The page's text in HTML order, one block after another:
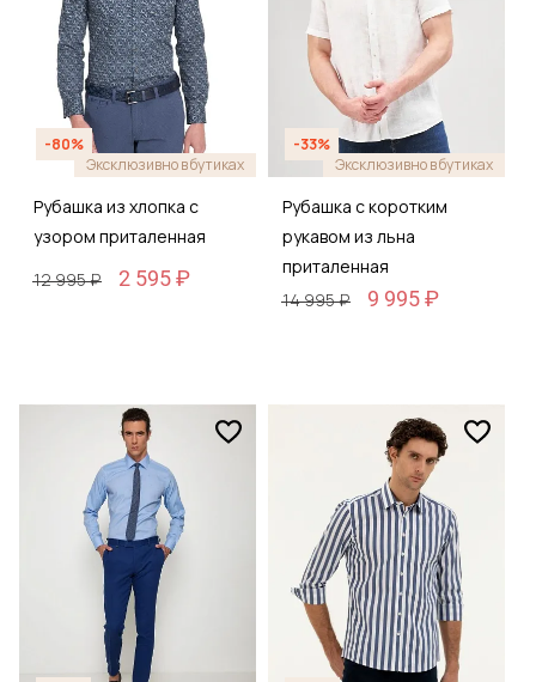
-80%
Эксклюзивно в бутиках
Рубашка из хлопка с
узором приталенная
12 995 ₽
2 595 ₽
-33%
Эксклюзивно в бутиках
Рубашка с коротким
рукавом из льна
приталенная
14 995 ₽
9 995 ₽